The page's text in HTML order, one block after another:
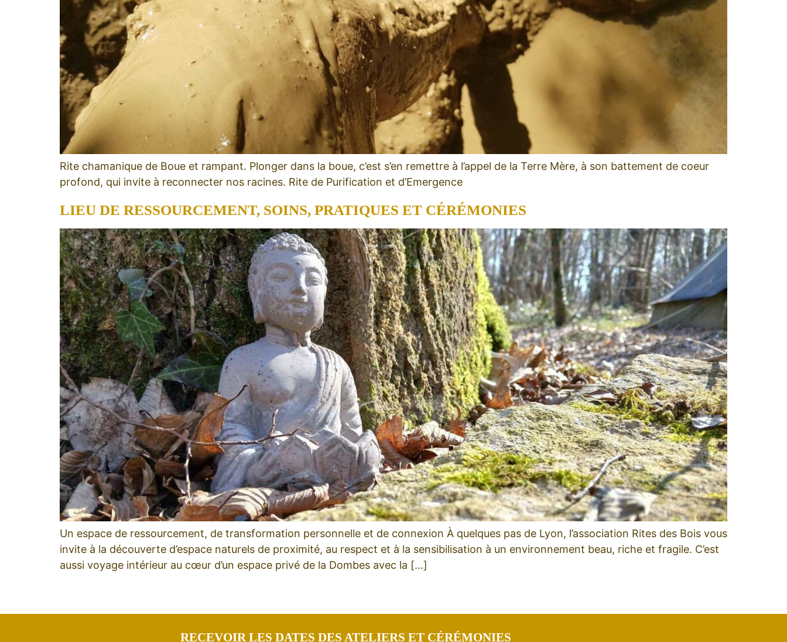
Rite chamanique de Boue et rampant. Plonger dans la boue, c’est s’en remettre à l’appel de la Terre Mère, à son battement de coeur
profond, qui invite à reconnecter nos racines. Rite de Purification et d’Emergence
LIEU DE RESSOURCEMENT, SOINS, PRATIQUES ET CÉRÉMONIES
Un espace de ressourcement, de transformation personnelle et de connexion À quelques pas de Lyon, l’association Rites des Bois vous
invite à la découverte d’espace naturels de proximité, au respect et à la sensibilisation à un environnement beau, riche et fragile. C’est
aussi voyage intérieur au cœur d’un espace privé de la Dombes avec la […]
RECEVOIR LES DATES DES ATELIERS ET CÉRÉMONIES